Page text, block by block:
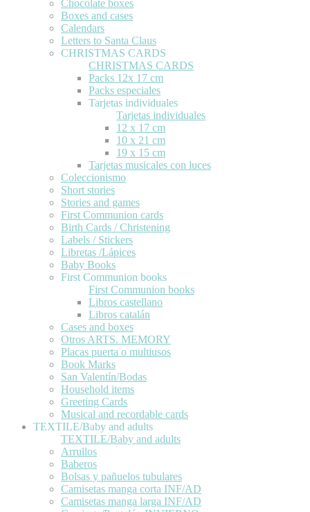
Chocolate boxes
Boxes and cases
Calendars
Letters to Santa Claus
CHRISTMAS CARDS
CHRISTMAS CARDS
Packs 12x 17 cm
Packs especiales
Tarjetas individuales
Tarjetas individuales
12 x 17 cm
10 x 21 cm
19 x 15 cm
Tarjetas musicales con luces
Coleccionismo
Short stories
Stories and games
First Communion cards
Birth Cards / Christening
Labels / Stickers
Libretas /Lápices
Baby Books
First Communion books
First Communion books
Libros castellano
Libros catalán
Cases and boxes
Otros ARTS. MEMORY
Placas puerta o multiusos
Book Marks
San Valentín/Bodas
Household items
Greeting Cards
Musical and recordable cards
TEXTILE/Baby and adults
TEXTILE/Baby and adults
Arrullos
Baberos
Bolsas y pañuelos tubulares
Camisetas manga corta INF/AD
Camisetas manga larga INF/AD